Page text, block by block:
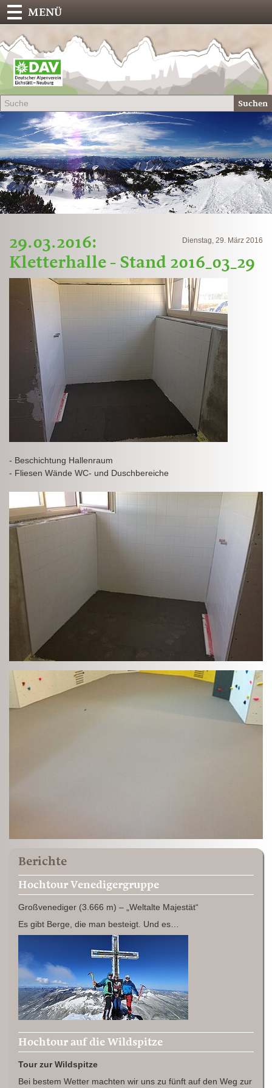
Suchen
MENÜ
Dienstag, 29. März 2016
29.03.2016:
Kletterhalle - Stand 2016_03_29
- Beschichtung Hallenraum
- Fliesen Wände WC- und Duschbereiche
Berichte
Hochtour Venedigergruppe
Großvenediger (3.666 m) – „Weltalte Majestät“
Es gibt Berge, die man besteigt. Und es…
Hochtour auf die Wildspitze
Tour zur Wildspitze
Bei bestem Wetter machten wir uns zu fünft auf den Weg zur